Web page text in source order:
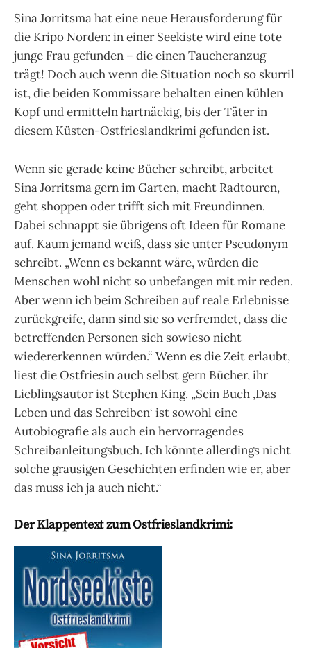
Sina Jorritsma hat eine neue Herausforderung für
die Kripo Norden: in einer Seekiste wird eine tote
junge Frau gefunden – die einen Taucheranzug
trägt! Doch auch wenn die Situation noch so skurril
ist, die beiden Kommissare behalten einen kühlen
Kopf und ermitteln hartnäckig, bis der Täter in
diesem Küsten-Ostfrieslandkrimi gefunden ist.
Wenn sie gerade keine Bücher schreibt, arbeitet
Sina Jorritsma gern im Garten, macht Radtouren,
geht shoppen oder trifft sich mit Freundinnen.
Dabei schnappt sie übrigens oft Ideen für Romane
auf. Kaum jemand weiß, dass sie unter Pseudonym
schreibt. „Wenn es bekannt wäre, würden die
Menschen wohl nicht so unbefangen mit mir reden.
Aber wenn ich beim Schreiben auf reale Erlebnisse
zurückgreife, dann sind sie so verfremdet, dass die
betreffenden Personen sich sowieso nicht
wiedererkennen würden.“ Wenn es die Zeit erlaubt,
liest die Ostfriesin auch selbst gern Bücher, ihr
Lieblingsautor ist Stephen King. „Sein Buch ‚Das
Leben und das Schreiben‘ ist sowohl eine
Autobiografie als auch ein hervorragendes
Schreibanleitungsbuch. Ich könnte allerdings nicht
solche grausigen Geschichten erfinden wie er, aber
das muss ich ja auch nicht.“
Der Klappentext zum Ostfrieslandkrimi: